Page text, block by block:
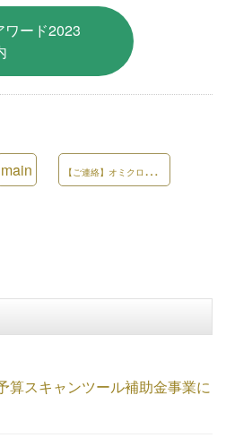
ワード2023
main 【
ご連絡】オミクロン株対応ワクチンの接種促進のための更なる取組推進について
算スキャンツール補助金事業に